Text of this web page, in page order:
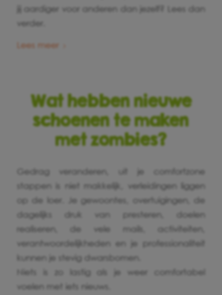
jij aardiger voor anderen dan jezelf? Lees dan
verder.
Lees meer
Wat hebben nieuwe
schoenen te maken
met zombies?
Gedrag veranderen, uit je comfortzone
stappen is niet makkelijk, verleidingen liggen
op de loer. Je gewoontes, overtuigingen, de
dagelijks druk van presteren, doelen
realiseren, de vele mails, activiteiten,
verantwoordelijkheden en je professionaliteit
kunnen je stevig dwarsbomen.
Niets is zo lastig als je weer comfortabel
voelen met iets nieuws.